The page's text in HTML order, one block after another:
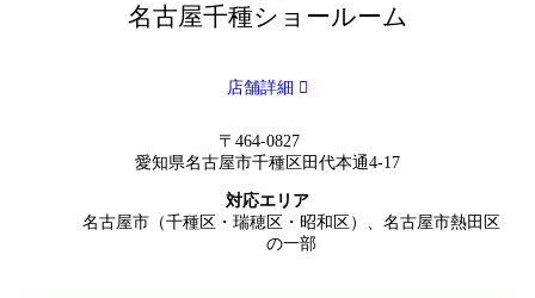
名古屋千種ショールーム
店舗詳細
〒464-0827
愛知県名古屋市千種区田代本通4-17
対応エリア
名古屋市（千種区・瑞穂区・昭和区）、名古屋市熱田区
の一部